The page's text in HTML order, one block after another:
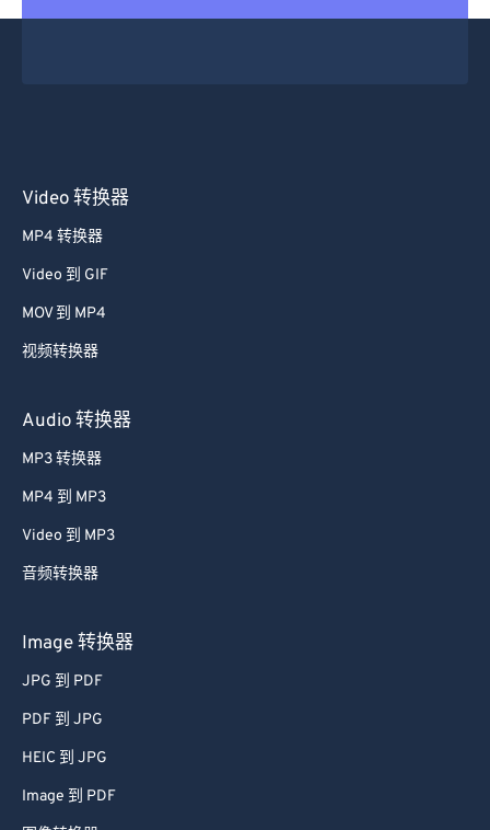
Video 转换器
MP4 转换器
Video 到 GIF
MOV 到 MP4
视频转换器
Audio 转换器
MP3 转换器
MP4 到 MP3
Video 到 MP3
音频转换器
Image 转换器
JPG 到 PDF
PDF 到 JPG
HEIC 到 JPG
Image 到 PDF